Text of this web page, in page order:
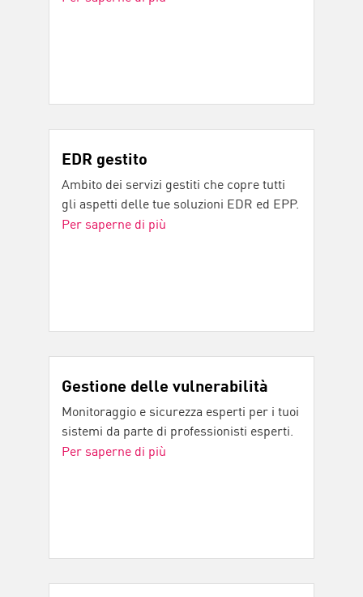
EDR gestito
Ambito dei servizi gestiti che copre tutti
gli aspetti delle tue soluzioni EDR ed EPP.
Per saperne di più
Gestione delle vulnerabilità
Monitoraggio e sicurezza esperti per i tuoi
sistemi da parte di professionisti esperti.
Per saperne di più